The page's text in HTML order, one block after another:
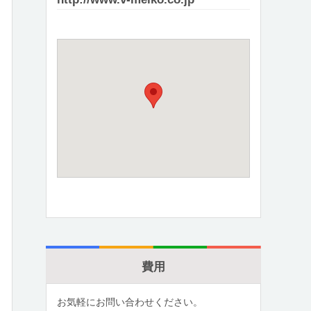
費用
お気軽にお問い合わせください。